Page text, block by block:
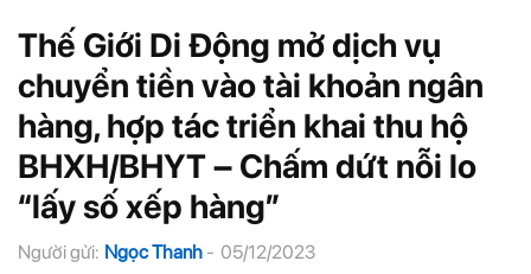
Thế Giới Di Động mở dịch vụ
chuyển tiền vào tài khoản ngân
hàng, hợp tác triển khai thu hộ
BHXH/BHYT – Chấm dứt nỗi lo
“lấy số xếp hàng”
Người gửi: Ngọc Thanh - 05/12/2023